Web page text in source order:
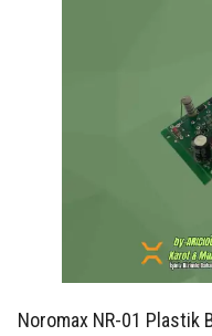
Noromax NR-01 Plastik